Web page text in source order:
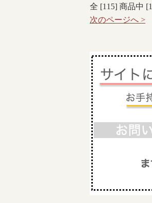
全 [115] 商品中 [1
次のページへ >